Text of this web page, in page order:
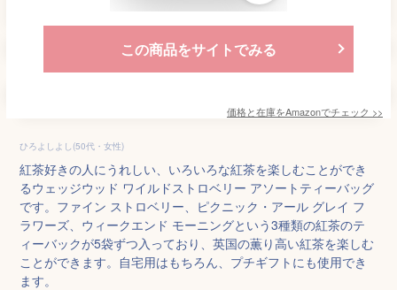
この商品をサイトでみる
価格と在庫をAmazonでチェック >>
ひろよしよし(50代・女性)
紅茶好きの人にうれしい、いろいろな紅茶を楽しむことができ
るウェッジウッド ワイルドストロベリー アソートティーバッグ
です。ファイン ストロベリー、ピクニック・アール グレイ フ
ラワーズ、ウィークエンド モーニングという3種類の紅茶のテ
ィーバックが5袋ずつ入っており、英国の薫り高い紅茶を楽しむ
ことができます。自宅用はもちろん、プチギフトにも使用でき
ます。